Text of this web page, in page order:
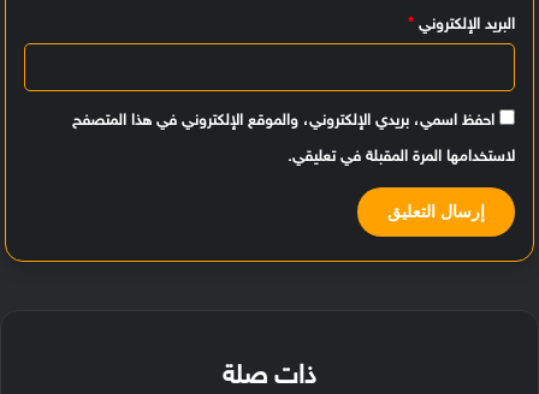
البريد الإلكتروني *
احفظ اسمي، بريدي الإلكتروني، والموقع الإلكتروني في هذا المتصفح
لاستخدامها المرة المقبلة في تعليقي.
ذات صلة